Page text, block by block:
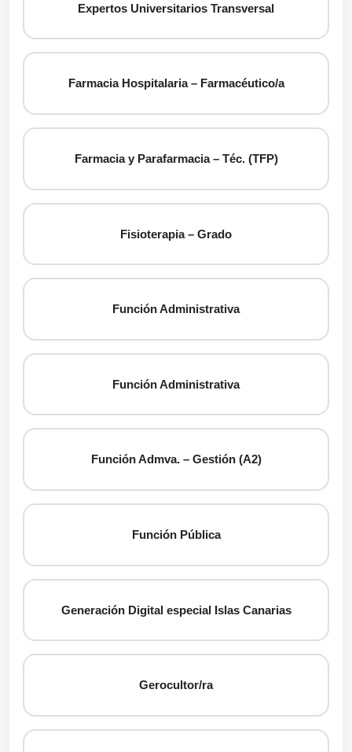
Expertos Universitarios Transversal
Farmacia Hospitalaria – Farmacéutico/a
Farmacia y Parafarmacia – Téc. (TFP)
Fisioterapia – Grado
Función Administrativa
Función Administrativa
Función Admva. – Gestión (A2)
Función Pública
Generación Digital especial Islas Canarias
Gerocultor/ra